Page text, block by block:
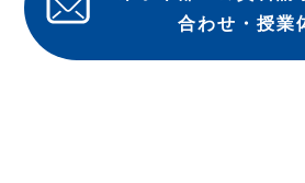
合わせ・授業